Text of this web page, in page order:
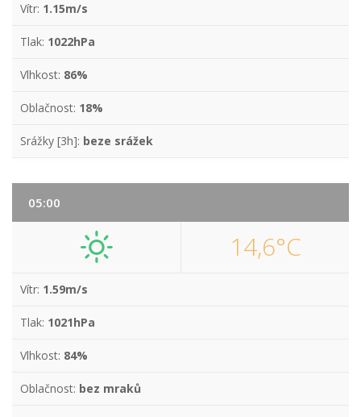
Vítr: 1.15m/s
Tlak: 1022hPa
Vlhkost: 86%
Oblačnost: 18%
Srážky [3h]: beze srážek
05:00
14,6°C
Vítr: 1.59m/s
Tlak: 1021hPa
Vlhkost: 84%
Oblačnost: bez mraků